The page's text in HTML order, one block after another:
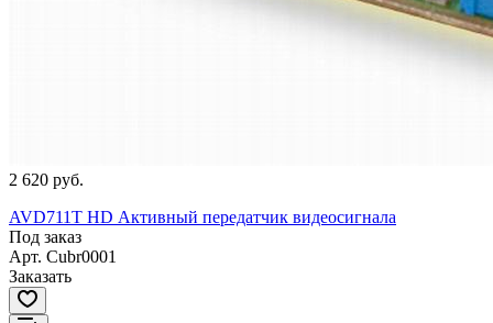
2 620 руб.
AVD711T HD Активный передатчик видеосигнала
Под заказ
Арт. Cubr0001
Заказать